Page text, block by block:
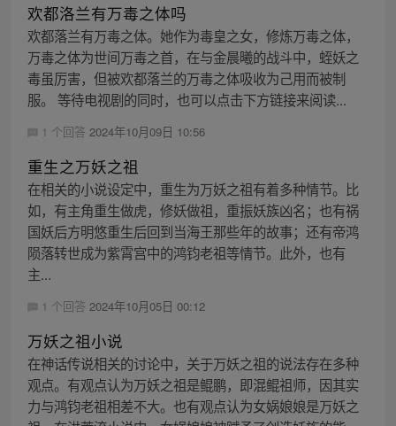
欢都洛兰有万毒之体吗
欢都落兰有万毒之体。她作为毒皇之女，修炼万毒之体，
万毒之体为世间万毒之首，在与金晨曦的战斗中，蛭妖之
毒虽厉害，但被欢都落兰的万毒之体吸收为己用而被制
服。 等待电视剧的同时，也可以点击下方链接来阅读...
1 个回答 2024年10月09日 10:56
重生之万妖之祖
在相关的小说设定中，重生为万妖之祖有着多种情节。比
如，有主角重生做虎，修妖做祖，重振妖族凶名；也有祸
国妖后方明悠重生后回到当海王那些年的故事；还有帝鸿
陨落转世成为紫霄宫中的鸿钧老祖等情节。此外，也有
主...
1 个回答 2024年10月05日 00:12
万妖之祖小说
在神话传说相关的讨论中，关于万妖之祖的说法存在多种
观点。有观点认为万妖之祖是鲲鹏，即混鲲祖师，因其实
力与鸿钧老祖相差不大。也有观点认为女娲娘娘是万妖之